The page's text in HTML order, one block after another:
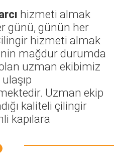
hizmeti almak
günü, günün her
hizmeti almak
mağdur durumda
uzman ekibimiz
Uzman ekip
kaliteli çilingir
kapılara